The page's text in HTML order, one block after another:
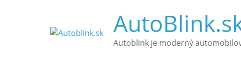
Autoblink je moderný